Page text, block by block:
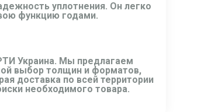
уплотнения. Он легко
функцию годами.
Украина. Мы предлагаем
выбор толщин и форматов,
доставка по всей территории
необходимого товара.